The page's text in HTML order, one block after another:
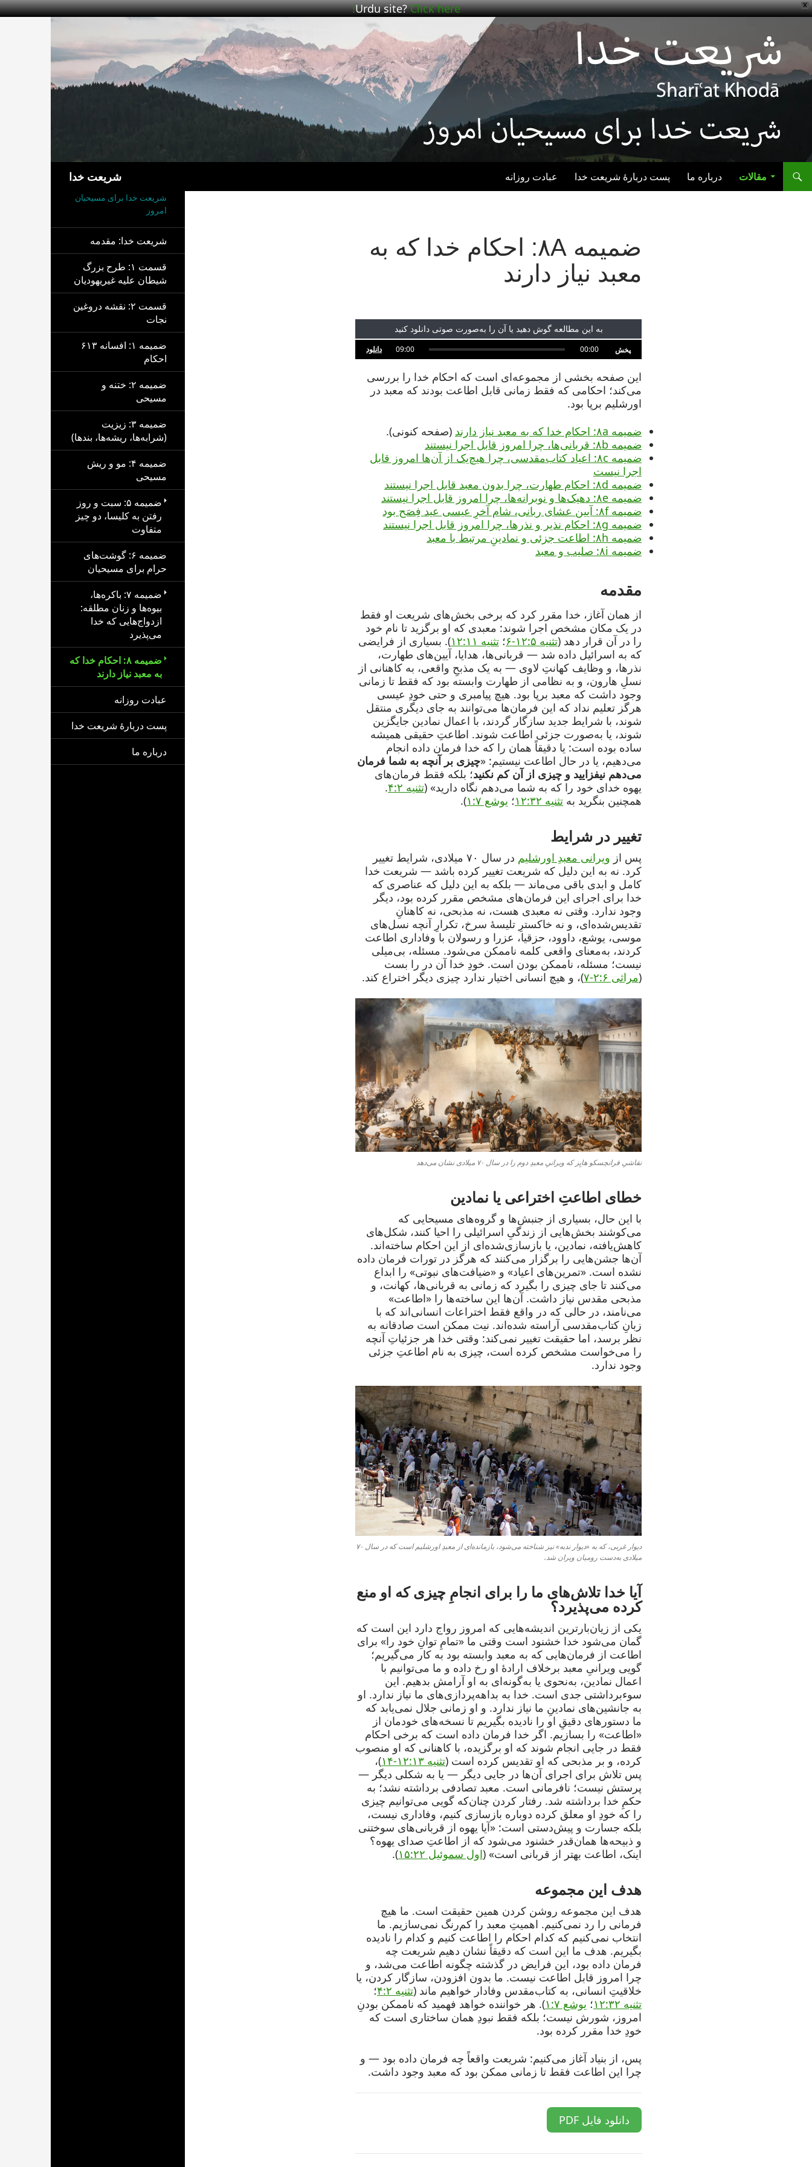
X
Urdu site?Click here!
شریعت خدا مقالات درباره ما پست دربارهٔ شریعت خدا عبادت روزانه
ضمیمه ۸A: احکام خدا که به
معبد نیاز دارند
به این مطالعه گوش دهید یا آن را به‌صورت صوتی دانلود کنید
پخش 00:00
09:00 دانلود
این صفحه بخشی از مجموعه‌ای است که احکام خدا را بررسی
می‌کند؛ احکامی که فقط زمانی قابل اطاعت بودند که معبد در
اورشلیم برپا بود.
ضمیمه ۸a: احکام خدا که به معبد نیاز دارند
(صفحه کنونی).
ضمیمه ۸b: قربانی‌ها، چرا امروز قابل اجرا نیستند
ضمیمه ۸c: اعیاد کتاب‌مقدسی، چرا هیچ‌یک از آن‌ها امروز قابل
اجرا نیست
ضمیمه ۸d: احکام طهارت، چرا بدون معبد قابل اجرا نیستند
ضمیمه ۸e: دهیک‌ها و نوبرانه‌ها، چرا امروز قابل اجرا نیستند
ضمیمه ۸f: آیین عشای ربانی، شام آخرِ عیسی عید فِصَح بود
ضمیمه ۸g: احکام نذیر و نذرها، چرا امروز قابل اجرا نیستند
ضمیمه ۸h: اطاعت جزئی و نمادینِ مرتبط با معبد
ضمیمه ۸i: صلیب و معبد
مقدمه
از همان آغاز، خدا مقرر کرد که برخی بخش‌های شریعت او فقط
در یک مکان مشخص اجرا شوند: معبدی که او برگزید تا نام خود
را در آن قرار دهد (تثنیه ۱۲:۵-۶ ؛ تثنیه ۱۲:۱۱
). بسیاری از فرایضی
که به اسرائیل داده شد — قربانی‌ها، هدایا، آیین‌های طهارت،
نذرها، و وظایف کهانتِ لاوی — به یک مذبحِ واقعی، به کاهنانی از
نسلِ هارون، و به نظامی از طهارت وابسته بود که فقط تا زمانی
وجود داشت که معبد برپا بود. هیچ پیامبری و حتی خودِ عیسی
هرگز تعلیم نداد که این فرمان‌ها می‌توانند به جای دیگری منتقل
شوند، با شرایط جدید سازگار گردند، با اعمال نمادین جایگزین
شوند، یا به‌صورت جزئی اطاعت شوند. اطاعتِ حقیقی همیشه
ساده بوده است: یا دقیقاً همان را که خدا فرمان داده انجام
می‌دهیم، یا در حال اطاعت نیستیم: «چیزی بر آنچه به شما فرمان
می‌دهم نیفزایید و چیزی از آن کم نکنید؛ بلکه فقط فرمان‌های
یهوه خدای خود را که به شما می‌دهم نگاه دارید» (تثنیه ۴:۲
.
همچنین بنگرید به تثنیه ۱۲:۳۲ ؛ یوشع ۱:۷ ).
تغییر در شرایط
پس از ویرانی معبدِ اورشلیم
در سال ۷۰ میلادی، شرایط تغییر
کرد. نه به این دلیل که شریعت تغییر کرده باشد — شریعت خدا
کامل و ابدی باقی می‌ماند — بلکه به این دلیل که عناصری که
خدا برای اجرای این فرمان‌های مشخص مقرر کرده بود، دیگر
وجود ندارد. وقتی نه معبدی هست، نه مذبحی، نه کاهنانِ
تقدیس‌شده‌ای، و نه خاکسترِ تلیسهٔ سرخ، تکرارِ آنچه نسل‌های
موسی، یوشع، داوود، حزقیا، عزرا و رسولان با وفاداری اطاعت
کردند، به‌معنای واقعی کلمه ناممکن می‌شود. مسئله، بی‌میلی
نیست؛ مسئله، ناممکن بودن است. خودِ خدا آن در را بست
(مراثی ۲:۶-۷ )، و هیچ انسانى اختیار ندارد چیزی دیگر اختراع کند.
نقاشیِ فرانچسکو هایِز که ویرانیِ معبدِ دوم را در سال ۷۰ میلادی نشان می‌دهد
خطای اطاعتِ اختراعی یا نمادین
با این حال، بسیاری از جنبش‌ها و گروه‌های مسیحایی که
می‌کوشند بخش‌هایی از زندگیِ اسرائیلی را احیا کنند، شکل‌های
کاهش‌یافته، نمادین، یا بازسازی‌شده‌ای از این احکام ساخته‌اند.
آن‌ها جشن‌هایی را برگزار می‌کنند که هرگز در تورات فرمان داده
نشده است. «تمرین‌های اعیاد» و «ضیافت‌های نبوتی» را ابداع
می‌کنند تا جای چیزی را بگیرد که زمانی به قربانی‌ها، کهانت، و
مذبحی مقدس نیاز داشت. آن‌ها این ساخته‌ها را «اطاعت»
می‌نامند، در حالی که در واقع فقط اختراعات انسانی‌اند که با
زبانِ کتاب‌مقدسی آراسته شده‌اند. نیت ممکن است صادقانه به
نظر برسد، اما حقیقت تغییر نمی‌کند: وقتی خدا هر جزئیاتِ آنچه
را می‌خواست مشخص کرده است، چیزی به نام اطاعتِ جزئی
وجود ندارد.
دیوار غربی، که به «دیوار ندبه» نیز شناخته می‌شود، بازمانده‌ای از معبدِ اورشلیم است که در سال ۷۰
میلادی به‌دست رومیان ویران شد.
آیا خدا تلاش‌های ما را برای انجامِ چیزی که او منع
کرده می‌پذیرد؟
یکی از زیان‌بارترین اندیشه‌هایی که امروز رواج دارد این است که
گمان می‌شود خدا خشنود است وقتی ما «تمامِ توانِ خود را» برای
اطاعت از فرمان‌هایی که به معبد وابسته بود به کار می‌گیریم؛
گویی ویرانیِ معبد برخلاف ارادهٔ او رخ داده و ما می‌توانیم با
اعمال نمادین، به‌نحوی یا به‌گونه‌ای به او آرامش بدهیم. این
سوءبرداشتی جدی است. خدا به بداهه‌پردازی‌های ما نیاز ندارد. او
به جانشین‌های نمادینِ ما نیاز ندارد. و او زمانی جلال نمی‌یابد که
ما دستورهای دقیقِ او را نادیده بگیریم تا نسخه‌های خودمان از
«اطاعت» را بسازیم. اگر خدا فرمان داده است که برخی احکام
فقط در جایی انجام شوند که او برگزیده، با کاهنانی که او منصوب
کرده، و بر مذبحی که او تقدیس کرده است (تثنیه ۱۲:۱۳-۱۴
)،
پس تلاش برای اجرای آن‌ها در جایی دیگر — یا به شکلی دیگر —
پرستش نیست؛ نافرمانی است. معبد تصادفی برداشته نشد؛ به
حکمِ خدا برداشته شد. رفتار کردن چنان‌که گویی می‌توانیم چیزی
را که خودِ او معلق کرده دوباره بازسازی کنیم، وفاداری نیست،
بلکه جسارت و پیش‌دستی است: «آیا یهوه از قربانی‌های سوختنی
و ذبیحه‌ها همان‌قدر خشنود می‌شود که از اطاعتِ صدای یهوه؟
اینک، اطاعت بهتر از قربانی است» (اول سموئیل ۱۵:۲۲ ).
هدف این مجموعه
هدف این مجموعه روشن کردن همین حقیقت است. ما هیچ
فرمانی را رد نمی‌کنیم. اهمیتِ معبد را کم‌رنگ نمی‌سازیم. ما
انتخاب نمی‌کنیم که کدام احکام را اطاعت کنیم و کدام را نادیده
بگیریم. هدف ما این است که دقیقاً نشان دهیم شریعت چه
فرمان داده بود، این فرایض در گذشته چگونه اطاعت می‌شد، و
چرا امروز قابل اطاعت نیست. ما بدون افزودن، سازگار کردن، یا
خلاقیتِ انسانی، به کتاب‌مقدس وفادار خواهیم ماند (تثنیه ۴:۲
؛
تثنیه ۱۲:۳۲
؛ یوشع ۱:۷
). هر خواننده خواهد فهمید که ناممکن بودنِ
امروز، شورش نیست؛ بلکه فقط نبودِ همان ساختاری است که
خودِ خدا مقرر کرده بود.
پس، از بنیاد آغاز می‌کنیم: شریعت واقعاً چه فرمان داده بود — و
چرا این اطاعت فقط تا زمانی ممکن بود که معبد وجود داشت.
دانلود فایل PDF
شریعت خدا برای مسیحیان
امروز
شریعت خدا: مقدمه
قسمت ۱: طرح بزرگ
شیطان علیه غیریهودیان
قسمت ۲: نقشه دروغین
نجات
ضمیمه ۱: افسانه ۶۱۳
احکام
ضمیمه ۲: ختنه و
مسیحی
ضمیمه ۳: زیزیت
(شرابه‌ها، ریشه‌ها، بندها)
ضمیمه ۴: مو و ریش
مسیحی
ضمیمه ۵: سبت و روز
رفتن به کلیسا، دو چیز
متفاوت
ضمیمه ۶: گوشت‌های
حرام برای مسیحیان
ضمیمه ۷: باکره‌ها،
بیوه‌ها و زنان مطلقه:
ازدواج‌هایی که خدا
می‌پذیرد
ضمیمه ۸: احکام خدا که
به معبد نیاز دارند
عبادت روزانه
پست دربارهٔ شریعت خدا
درباره ما